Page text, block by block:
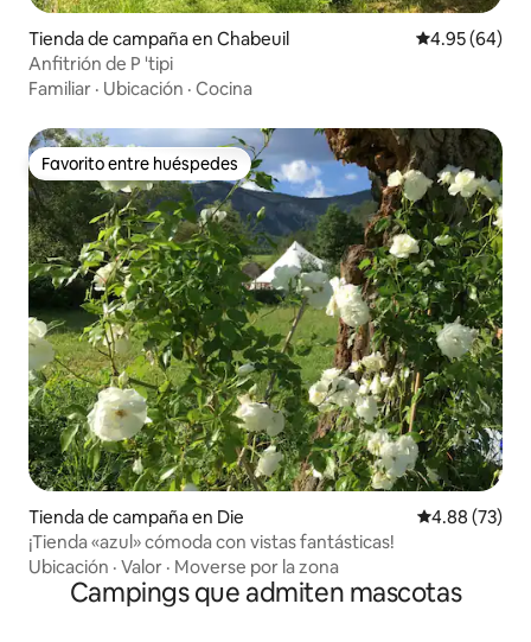
Tienda de campaña en Chabeuil Calificación
4.95 (64)
Anfitrión de P 'tipi
Familiar · Ubicación · Cocina
Favorito entre huéspedes
Favorito entre huéspedes
Tienda de campaña en Die Calificación
4.88 (73)
¡Tienda «azul» cómoda con vistas fantásticas!
Ubicación · Valor · Moverse por la zona
Campings que admiten mascotas